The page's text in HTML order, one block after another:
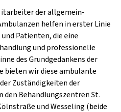
der allgemein-
helfen in erster Linie
Patienten, die eine
und professionelle
des Grundgedankens der
bieten wir diese ambulante
Zuständigkeiten der
Behandlungszentren St.
und Wesseling (beide